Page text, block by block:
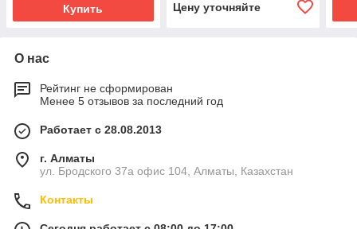
Купить Цену уточняйте
О нас
Рейтинг не сформирован
Менее 5 отзывов за последний год
Работает с 28.08.2013
г. Алматы
ул. Бродского 37а офис 104, Алматы, Казахстан
Контакты